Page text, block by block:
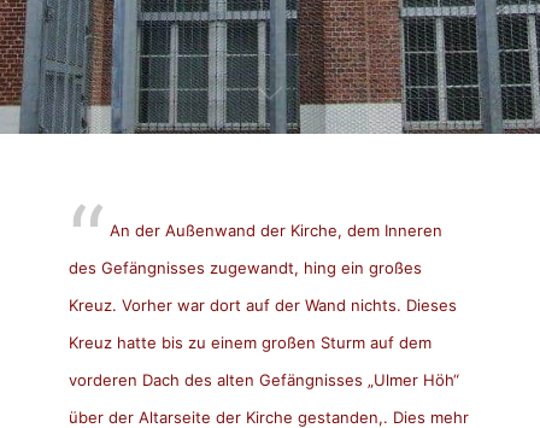
An der Außenwand der Kirche, dem Inneren
des Gefängnisses zugewandt, hing ein großes
Kreuz. Vorher war dort auf der Wand nichts. Dieses
Kreuz hatte bis zu einem großen Sturm auf dem
vorderen Dach des alten Gefängnisses „Ulmer Höh“
über der Altarseite der Kirche gestanden,. Dies mehr